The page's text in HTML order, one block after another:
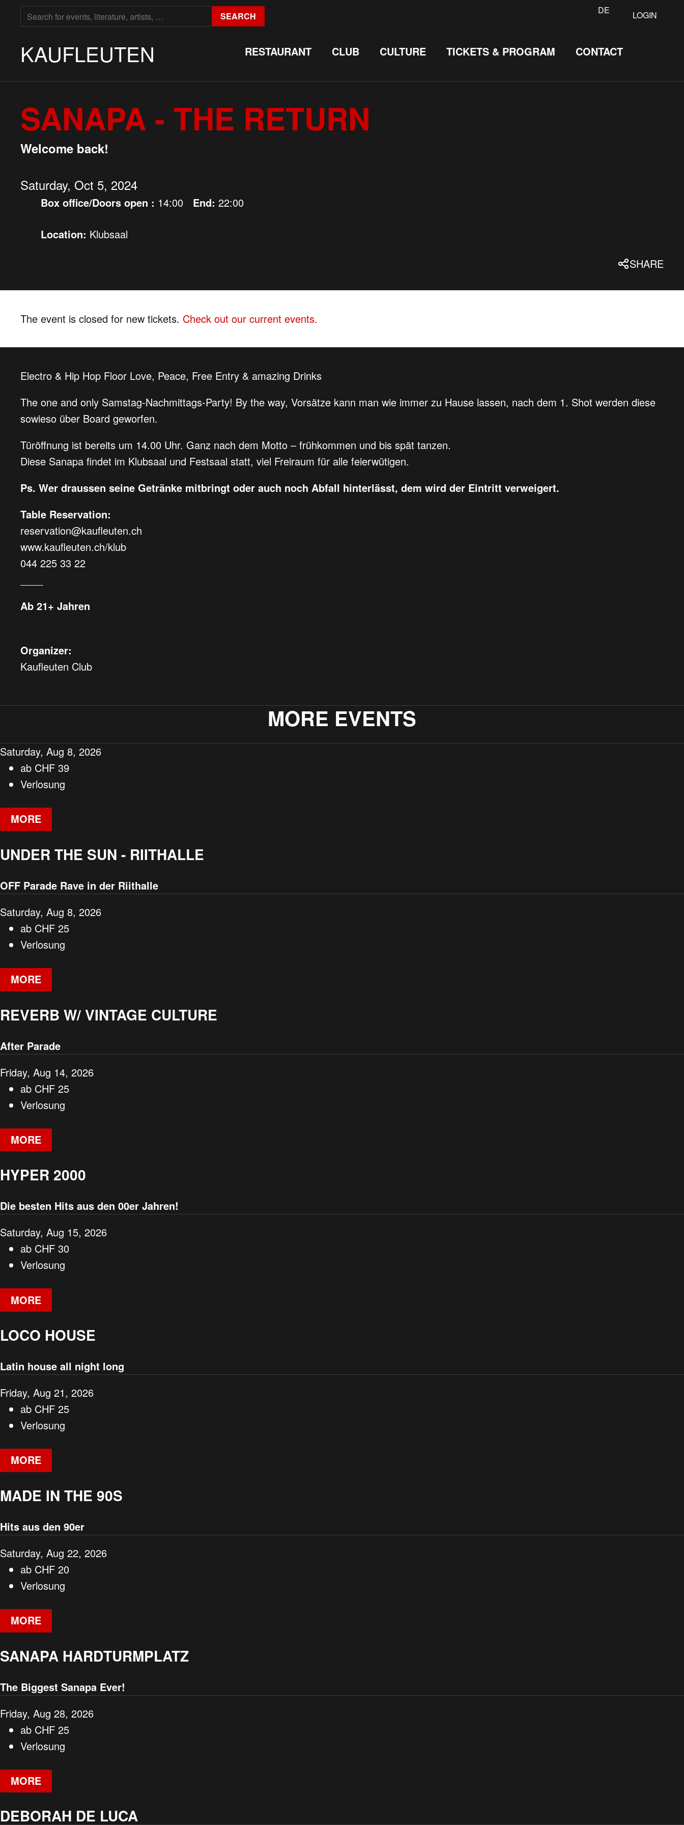
SEARCH
FOR:
SEARCH DE LOGIN
KAUFLEUTEN RESTAURANT CLUB CULTURE TICKETS & PROGRAM CONTACT
SANAPA - THE RETURN
Welcome back!
Saturday, Oct 5, 2024
Box office/Doors open : 14:00 End: 22:00
Location: Klubsaal
SHARE
The event is closed for new tickets. Check out our current events.
Electro & Hip Hop Floor Love, Peace, Free Entry & amazing Drinks
The one and only Samstag-Nachmittags-Party! By the way, Vorsätze kann man wie immer zu Hause lassen, nach dem 1. Shot werden diese
sowieso über Board geworfen.
Türöffnung ist bereits um 14.00 Uhr. Ganz nach dem Motto – frühkommen und bis spät tanzen.
Diese Sanapa findet im Klubsaal und Festsaal statt, viel Freiraum für alle feierwütigen.
Ps. Wer draussen seine Getränke mitbringt oder auch noch Abfall hinterlässt, dem wird der Eintritt verweigert.
Table Reservation:
reservation@kaufleuten.ch
www.kaufleuten.ch/klub
044 225 33 22
Ab 21+ Jahren
Organizer:
Kaufleuten Club
MORE EVENTS
Saturday, Aug 8, 2026
ab CHF 39
Verlosung
MORE
UNDER THE SUN - RIITHALLE
OFF Parade Rave in der Riithalle
Saturday, Aug 8, 2026
ab CHF 25
Verlosung
MORE
REVERB W/ VINTAGE CULTURE
After Parade
Friday, Aug 14, 2026
ab CHF 25
Verlosung
MORE
HYPER 2000
Die besten Hits aus den 00er Jahren!
Saturday, Aug 15, 2026
ab CHF 30
Verlosung
MORE
LOCO HOUSE
Latin house all night long
Friday, Aug 21, 2026
ab CHF 25
Verlosung
MORE
MADE IN THE 90S
Hits aus den 90er
Saturday, Aug 22, 2026
ab CHF 20
Verlosung
MORE
SANAPA HARDTURMPLATZ
The Biggest Sanapa Ever!
Friday, Aug 28, 2026
ab CHF 25
Verlosung
MORE
DEBORAH DE LUCA